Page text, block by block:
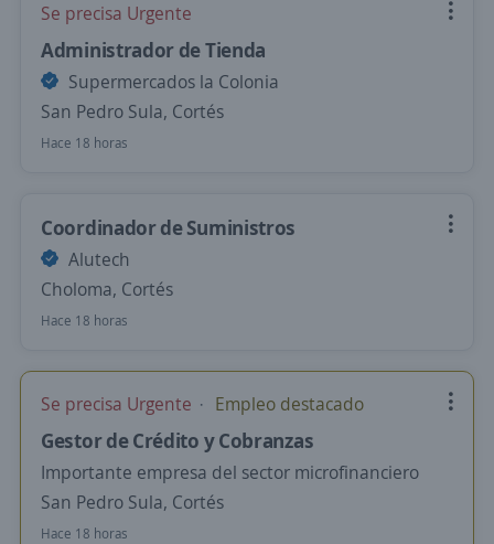
Se precisa Urgente
Administrador de Tienda
Supermercados la Colonia
San Pedro Sula, Cortés
Hace 18 horas
Coordinador de Suministros
Alutech
Choloma, Cortés
Hace 18 horas
Se precisa Urgente Empleo destacado
Gestor de Crédito y Cobranzas
Importante empresa del sector microfinanciero
San Pedro Sula, Cortés
Hace 18 horas